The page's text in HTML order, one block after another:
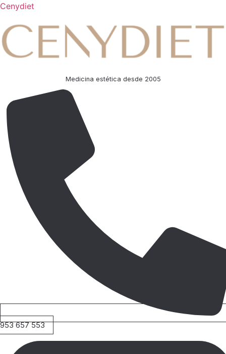
Cenydiet
Medicina estética desde 2005
953 657 553